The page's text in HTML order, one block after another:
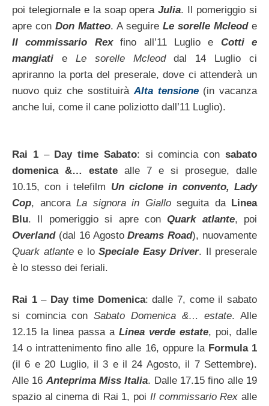
poi telegiornale e la soap operaJulia. Il pomeriggio si
apre con Don Matteo. A seguire Le sorelle Mcleode
Il commissario Rexfino all’11 Luglio e Cotti e
mangiati e Le sorelle Mcleoddal 14 Luglio ci
apriranno la porta del preserale, dove ci attenderà un
nuovo quiz che sostituirà Alta tensione(in vacanza
anche lui, come il cane poliziotto dall’11 Luglio).
Rai 1– Day time Sabato: si comincia consabato
domenica &… estate alle 7 e si prosegue, dalle
10.15, con i telefilm Un ciclone in convento, Lady
Cop, ancora La signora in Gialloseguita da Linea
Blu. Il pomeriggio si apre con Quark atlante, poi
Overland(dal 16 AgostoDreams Road), nuovamente
Quark atlantee lo Speciale Easy Driver. Il preserale
è lo stesso dei feriali.
Rai 1– Day time Domenica: dalle 7, come il sabato
si comincia conSabato Domenica &… estate. Alle
12.15 la linea passa a Linea verde estate, poi, dalle
14 o intrattenimento fino alle 16, oppure la Formula 1
(il 6 e 20 Luglio, il 3 e il 24 Agosto, il 7 Settembre).
Alle 16 Anteprima Miss Italia. Dalle 17.15 fino alle 19
spazio al cinema di Rai 1, poi Il commissario Rex alle